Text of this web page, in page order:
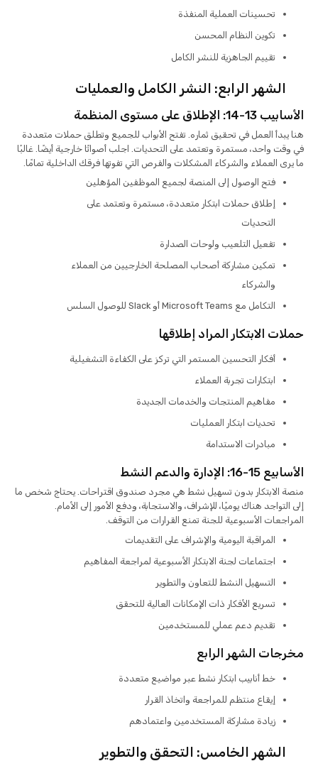
تحسينات العملية المنفذة
تكوين النظام المحسن
تقييم الجاهزية للنشر الكامل
الشهر الرابع: النشر الكامل والعمليات
الأسابيب 13-14: الإطلاق على مستوى المنظمة
هنا يبدأ العمل في تحقيق ثماره. تفتح الأبواب للجميع وتطلق حملات متعددة
في وقت واحد، مستمرة وتعتمد على التحديات. اجلب أصواتًا خارجية أيضًا. غالبًا
ما يرى العملاء والشركاء المشكلات والفرص التي تفوتها فرقك الداخلية تمامًا.
فتح الوصول إلى المنصة لجميع الموظفين المؤهلين
إطلاق حملات ابتكار متعددة، مستمرة وتعتمد على
التحديات
تفعيل التلعيب ولوحات الصدارة
تمكين مشاركة أصحاب المصلحة الخارجيين من العملاء
والشركاء
التكامل مع Microsoft Teams أو Slack للوصول السلس
حملات الابتكار المراد إطلاقها
أفكار التحسين المستمر التي تركز على الكفاءة التشغيلية
ابتكارات تجربة العملاء
مفاهيم المنتجات والخدمات الجديدة
تحديات ابتكار العمليات
مبادرات الاستدامة
الأسابيع 15-16: الإدارة والدعم النشط
منصة الابتكار بدون تسهيل نشط هي مجرد صندوق اقتراحات. يحتاج شخص ما
إلى التواجد هناك يوميًا، للإشراف، والاستجابة، ودفع الأمور إلى الأمام.
المراجعات الأسبوعية للجنة تمنع القرارات من التوقف.
المراقبة اليومية والإشراف على التقديمات
اجتماعات لجنة الابتكار الأسبوعية لمراجعة المفاهيم
التسهيل النشط للتعاون والتطوير
تسريع الأفكار ذات الإمكانات العالية للتحقق
تقديم دعم عملي للمستخدمين
مخرجات الشهر الرابع
خط أنابيب ابتكار نشط عبر مواضيع متعددة
إيقاع منتظم للمراجعة واتخاذ القرار
زيادة مشاركة المستخدمين واعتمادهم
الشهر الخامس: التحقق والتطوير